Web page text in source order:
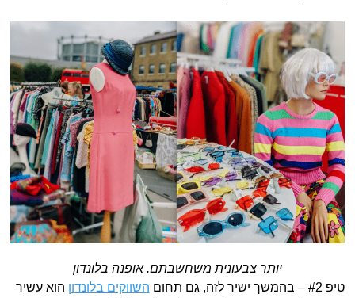
יותר צבעונית משחשבתם. אופנה בלונדון
טיפ #2 – בהמשך ישיר לזה, גם תחום
השווקים בלונדון הוא עשיר